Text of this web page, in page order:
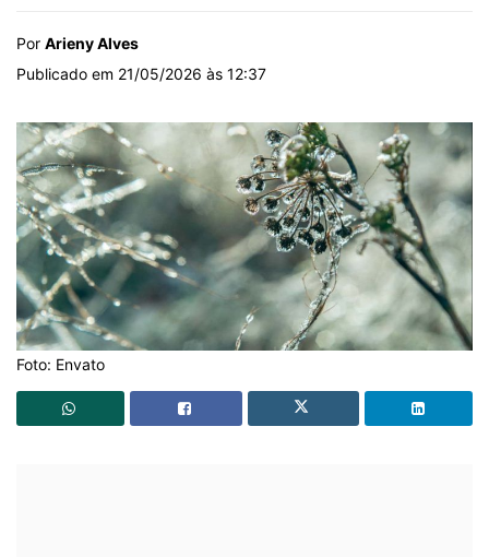
Por Arieny Alves
Publicado em 21/05/2026 às 12:37
Foto: Envato